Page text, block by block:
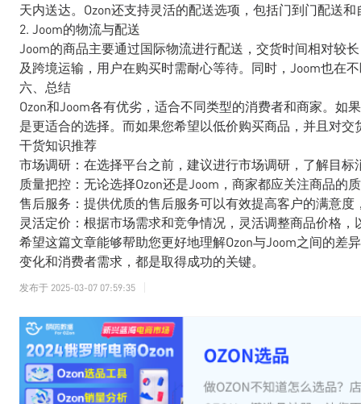
天内送达。Ozon还支持灵活的配送选项，包括门到门配送
2. Joom的物流与配送
Joom的商品主要通过国际物流进行配送，交货时间相对较
及跨境运输，用户在购买时需耐心等待。同时，Joom也在
六、总结
Ozon和Joom各有优劣，适合不同类型的消费者和商家。如
是更适合的选择。而如果您希望以低价购买商品，并且对
干货知识推荐
市场调研：在选择平台之前，建议进行市场调研，了解目
质量把控：无论选择Ozon还是Joom，商家都应关注商品的
售后服务：提供优质的售后服务可以有效提高客户的满意
灵活定价：根据市场需求和竞争情况，灵活调整商品价格
希望这篇文章能够帮助您更好地理解Ozon与Joom之间的差
变化和消费者需求，都是取得成功的关键。
发布于 2025-03-07 07:59:35